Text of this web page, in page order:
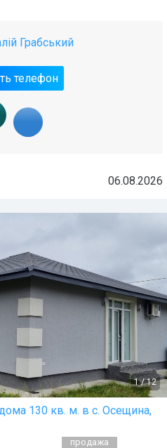
Грабський
телефон
06.08.2026
1/12
130 кв. м. в с. Осещина,
продажа